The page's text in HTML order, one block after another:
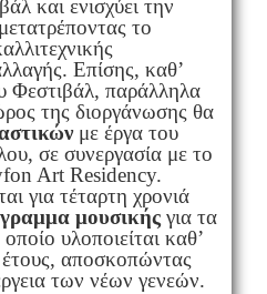
και ενισχύει την
το
Επίσης, καθ’
Φεστιβάλ, παράλληλα
της διοργάνωσης θα
με έργα του
σε συνεργασία με το
Art Residency.
για τέταρτη χρονιά
μουσικήςγια τα
υλοποιείται καθ’
αποσκοπώντας
των νέων γενεών.